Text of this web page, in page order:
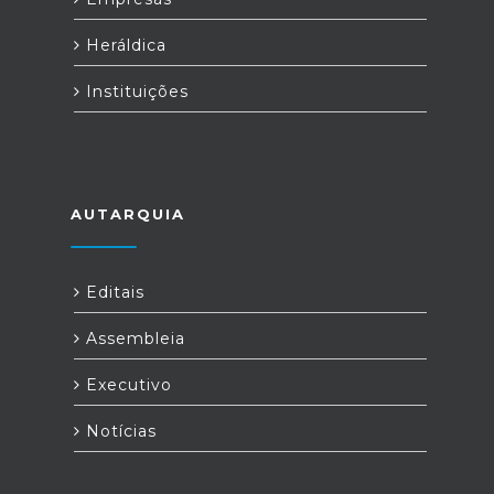
Heráldica
Instituições
AUTARQUIA
Editais
Assembleia
Executivo
Notícias